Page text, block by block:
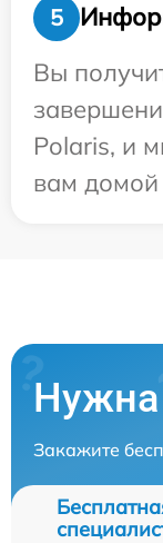
5
Вы
Polaris, и
вам
Нужна
Закажите